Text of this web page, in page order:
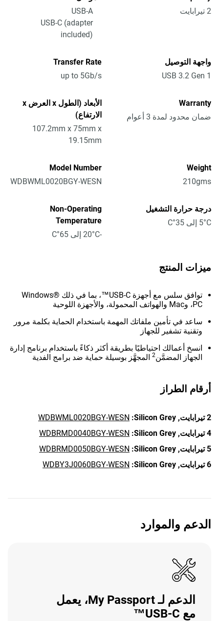
2 تيرابايت
USB-A
USB-C (adapter
included)
واجهة التوصيل
USB 3.2 Gen 1
Transfer Rate
up to 5Gb/s
Warranty
ضمان محدود لمدة 3 أعوام
الأبعاد (الطول x العرض x
الارتفاع)
107.2mm x 75mm x
19.15mm
Weight
210gms
Model Number
WDBWML0020BGY-WESN
درجة حرارة التشغيل
5°C إلى 35°C
Non-Operating
Temperature
-20°C إلى 65°C
ميزات المنتج
توافق سلس مع أجهزة USB-C™، بما في ذلك Windows®
PC، وMac والهواتف المحمولة، والأجهزة اللوحية
ساعد في تأمين ملفاتك المهمة باستخدام الحماية بكلمة مرور
وتقنية تشفير للجهاز
انسخ أعمالك احتياطيًا بطريقة أكثر ذكاءً باستخدام برنامج إدارة
الجهاز المضمَّن2 المجهَّز بوسيلة حماية ضد برامج الفدية
أرقام الطراز
2 تيرابايت, Silicon Grey:
WDBWML0020BGY-WESN
4 تيرابايت,
Silicon Grey:
WDBRMD0040BGY-WESN
5 تيرابايت,
Silicon Grey:
WDBRMD0050BGY-WESN
6 تيرابايت,
Silicon Grey:
WDBY3J0060BGY-WESN
الدعم والموارد
الدعم لـ My Passport، يعمل
مع USB-C™